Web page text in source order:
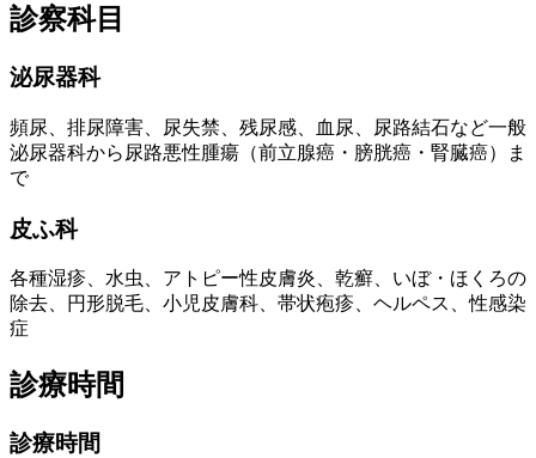
診察科目
泌尿器科
頻尿、排尿障害、尿失禁、残尿感、血尿、尿路結石など一般
泌尿器科から尿路悪性腫瘍（前立腺癌・膀胱癌・腎臓癌）ま
で
皮ふ科
各種湿疹、水虫、アトピー性皮膚炎、乾癬、いぼ・ほくろの
除去、円形脱毛、小児皮膚科、帯状疱疹、ヘルペス、性感染
症
診療時間
診療時間